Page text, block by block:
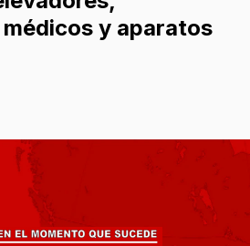
y aparatos